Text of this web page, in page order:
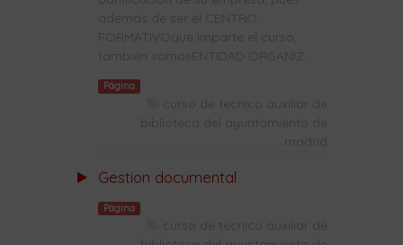
además de ser el CENTRO
FORMATIVOque imparte el curso,
también somosENTIDAD ORGANIZ...
Página
curso de tecnico auxiliar de
biblioteca del ayuntamiento de
madrid
Gestion documental
Página
curso de tecnico auxiliar de